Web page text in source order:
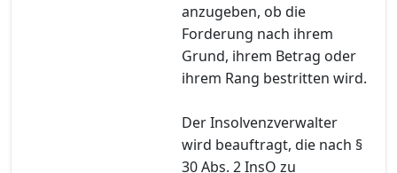
anzugeben, ob die
Forderung nach ihrem
Grund, ihrem Betrag oder
ihrem Rang bestritten wird.
Der Insolvenzverwalter
wird beauftragt, die nach §
30 Abs. 2 InsO zu